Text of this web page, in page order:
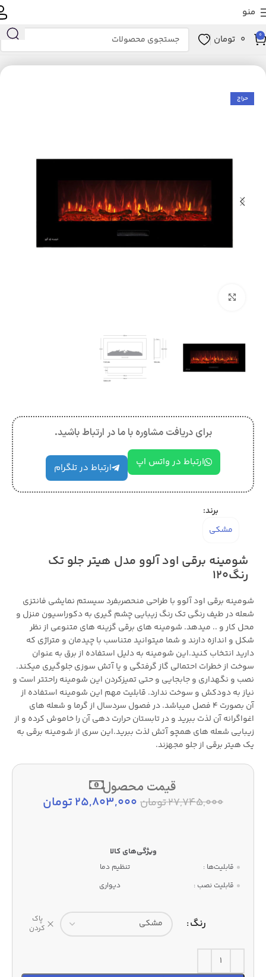
منو
0
0 تومان
خانه لوازم خانگی برقی تهویه، سرمایش و گرمایش
حراج
برای دریافت مشاوره با ما در ارتباط باشید.
ارتباط در واتس اپ ارتباط در تلگرام
برند:
مشکی
شومینه برقی اود آلوو مدل هیتر جلو تک
رنگ120
شومینه برقی اود آلوو با طراحی منحصربفرد سیستم نمایشی فانتزی
شعله در طیف رنگی تک رنگ زیبایی چشم گیری به دکوراسیون منزل و
محل کار و .. میدهد. شومینه های برقی گزینه های متنوعی از نظر
شکل و اندازه دارند و شما میتوانید متناسب با چیدمان و متراژی که
دارید انتخاب کنید.این شومینه به دلیل استفاده از برق به عنوان
سوخت از خطرات احتمالی گاز گرفتگی و یا آتش سوزی جلوگیری میکند.
نصب و نگهداری و جابجایی و حتی تمیزکردن این شومینه راحتتر است و
نیاز به دودکش و سوخت ندارد. قابلیت مهم این شومینه استفاده از
آن بصورت 4 فصل میباشد. در فصول سردسال از گرما و شعله های
اغواگرانه آن لذت ببرید و در تابستان حرارت دهی آن را خاموش کرده و از
زیبایی شعله های همچو آتش لذت ببرید.این سری از شومینه برقی به
یک هیتر برقی از جلو مجهزند.
قیمت محصول
27,745,000تومان 25,803,000تومان
قابلیت‌ها :
تنظیم دما
قابلیت نصب :
دیواری
رنگ
پاک
کردن